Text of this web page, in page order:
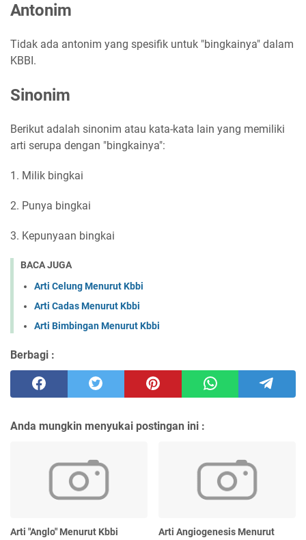
Antonim
Tidak ada antonim yang spesifik untuk "bingkainya" dalam
KBBI.
Sinonim
Berikut adalah sinonim atau kata-kata lain yang memiliki
arti serupa dengan "bingkainya":
1. Milik bingkai
2. Punya bingkai
3. Kepunyaan bingkai
BACA JUGA
Arti Celung Menurut Kbbi
Arti Cadas Menurut Kbbi
Arti Bimbingan Menurut Kbbi
Berbagi :
Anda mungkin menyukai postingan ini :
Arti "Anglo" Menurut Kbbi
Arti Angiogenesis Menurut